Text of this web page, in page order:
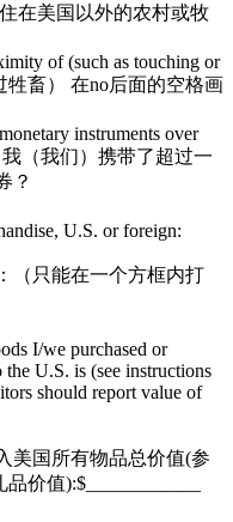
在美国以外的农村或牧
of (such as touching or
牲畜） 在no后面的空格画
instruments over
我（我们）携带了超过一
？
U.S. or foreign:
（只能在一个方框内打
I/we purchased or
U.S. is (see instructions
should report value of
美国所有物品总价值(参
价值):$____________